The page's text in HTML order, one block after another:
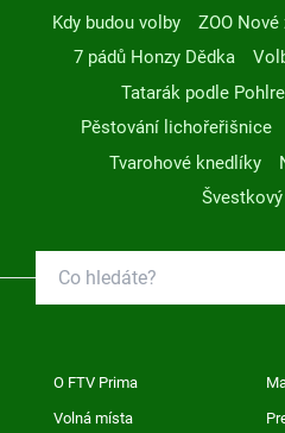
Kdy budou volby
ZOO
7 pádů Honzy Dědka
Tatarák podle
Pěstování lichořeřišnice
Tvarohové knedlíky
O FTV Prima
Volná místa